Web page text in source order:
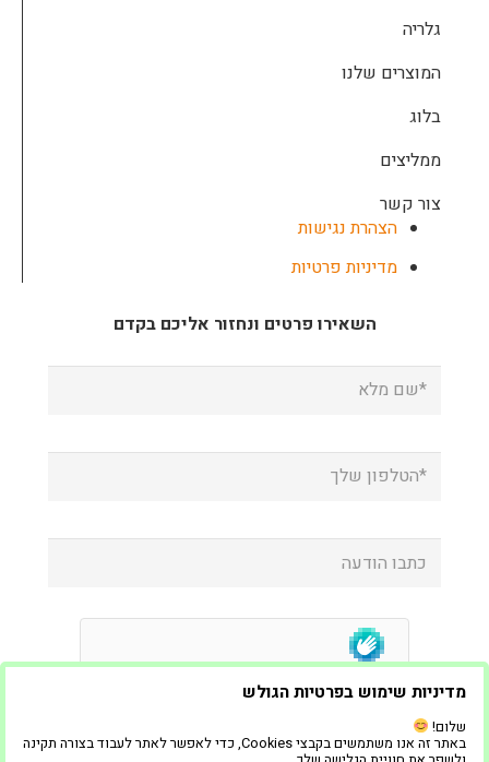
גלריה
המוצרים שלנו
בלוג
ממליצים
צור קשר
הצהרת נגישות
מדיניות פרטיות
השאירו פרטים ונחזור אליכם בקדם
מדיניות שימוש בפרטיות הגולש
שלום!
באתר זה אנו משתמשים בקבצי Cookies, כדי לאפשר לאתר לעבוד בצורה תקינה